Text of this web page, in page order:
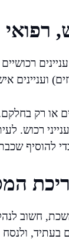
רכושיים
ועניינים
או רק
רכוש.
להוסיף
חשוב